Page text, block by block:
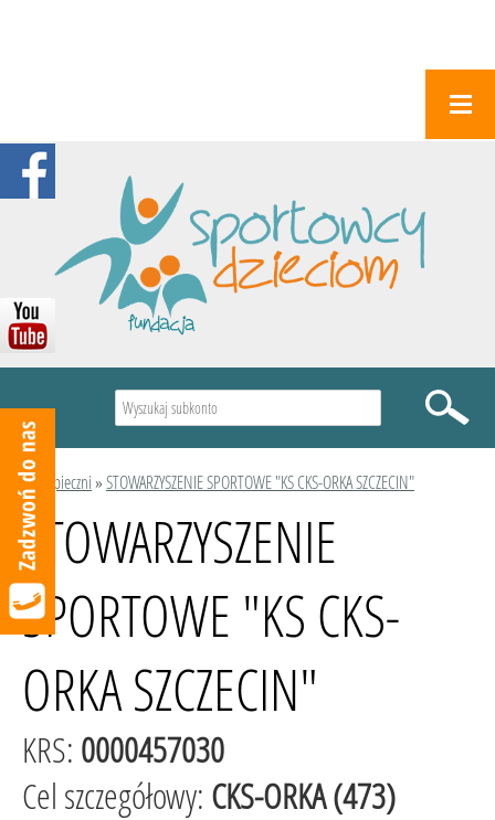
Podopieczni»STOWARZYSZENIE SPORTOWE "KS CKS-ORKA SZCZECIN"
STOWARZYSZENIE
SPORTOWE "KS CKS-
ORKA SZCZECIN"
KRS: 0000457030
Cel szczegółowy: CKS-ORKA (473)